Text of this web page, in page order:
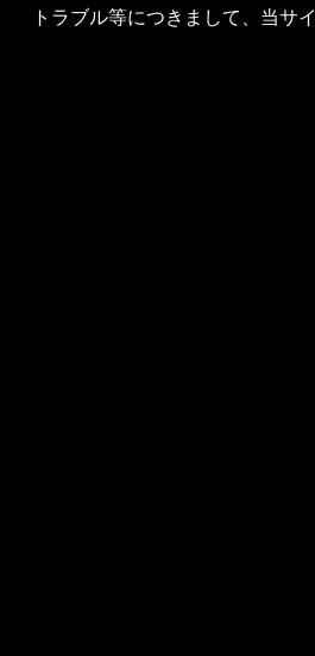
トラブル等につきまして、当サ